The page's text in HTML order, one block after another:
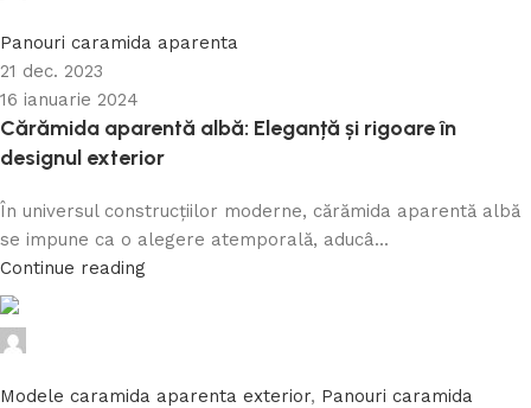
Panouri caramida aparenta
21 dec. 2023
16 ianuarie 2024
Cărămida aparentă albă: Eleganță și rigoare în
designul exterior
În universul construcțiilor moderne, cărămida aparentă albă
se impune ca o alegere atemporală, aducâ...
Continue reading
Modele caramida aparenta exterior, Panouri caramida